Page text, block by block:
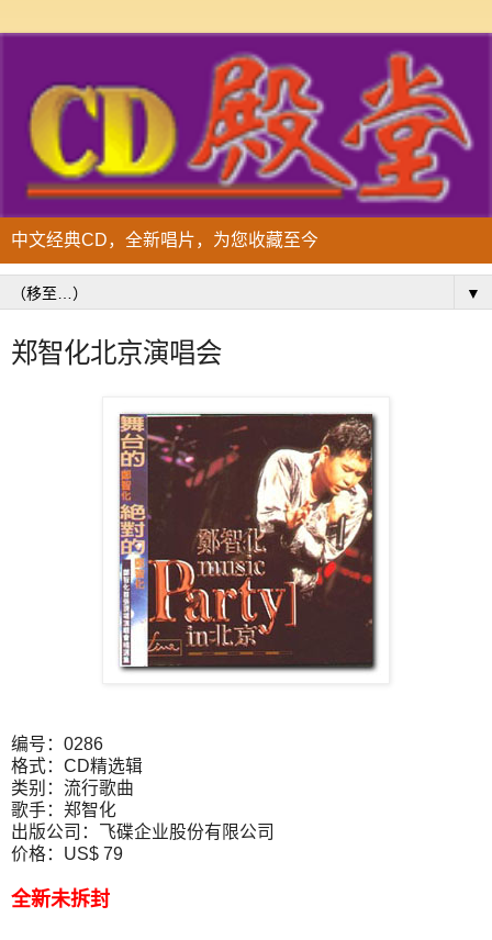
中文经典CD，全新唱片，为您收藏至今
▼
郑智化北京演唱会
编号：0286
格式：CD精选辑
类别：流行歌曲
歌手：郑智化
出版公司：飞碟企业股份有限公司
价格：US$ 79
全新未拆封